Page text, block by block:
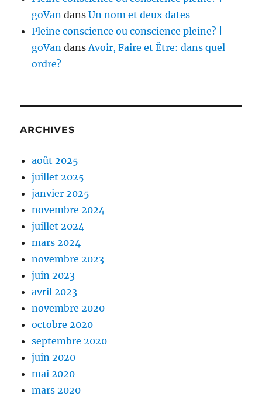
goVan dansUn nom et deux dates
Pleine conscience ou conscience pleine? |
goVan dansAvoir, Faire et Être: dans quel
ordre?
ARCHIVES
août 2025
juillet 2025
janvier 2025
novembre 2024
juillet 2024
mars 2024
novembre 2023
juin 2023
avril 2023
novembre 2020
octobre 2020
septembre 2020
juin 2020
mai 2020
mars 2020